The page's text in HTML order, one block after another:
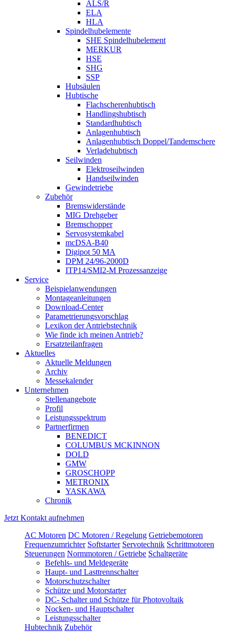
ALS/R
ELA
HLA
Spindelhubelemente
SHE Spindelhubelement
MERKUR
HSE
SHG
SSP
Hubsäulen
Hubtische
Flachscherenhubtisch
Handlingshubtisch
Standardhubtisch
Anlagenhubtisch
Anlagenhubtisch Doppel/Tandemschere
Verladehubtisch
Seilwinden
Elektroseilwinden
Handseilwinden
Gewindetriebe
Zubehör
Bremswiderstände
MIG Drehgeber
Bremschopper
Servosystemkabel
mcDSA-B40
Digipot 50 MA
DPM 24/96-2000D
ITP14/SMI2-M Prozessanzeige
Service
Beispielanwendungen
Montageanleitungen
Download-Center
Parametrierungsvorschlag
Lexikon der Antriebstechnik
Wie finde ich meinen Antrieb?
Ersatzteilanfragen
Aktuelles
Aktuelle Meldungen
Archiv
Messekalender
Unternehmen
Stellenangebote
Profil
Leistungsspektrum
Partnerfirmen
BENEDICT
COLUMBUS MCKINNON
DOLD
GMW
GROSCHOPP
METRONIX
YASKAWA
Chronik
Jetzt Kontakt aufnehmen
AC Motoren DC Motoren / Regelung Getriebemotoren
Frequenzumrichter Softstarter Servotechnik Schrittmotoren
Steuerungen Normmotoren / Getriebe Schaltgeräte
Befehls- und Meldegeräte
Haupt- und Lasttrennschalter
Motorschutzschalter
Schütze und Motorstarter
DC- Schalter und Schütze für Photovoltaik
Nocken- und Hauptschalter
Leistungsschalter
Hubtechnik Zubehör